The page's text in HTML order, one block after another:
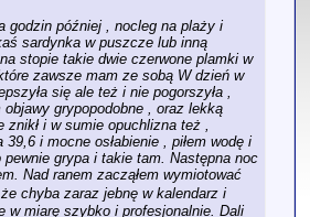
godzin później , nocleg na plaży i
sardynka w puszcze lub inną
stopie takie dwie czerwone plamki w
zawsze mam ze sobą W dzień w
się ale też i nie pogorszyła ,
objawy grypopodobne , oraz lekką
znikł i w sumie opuchlizna też ,
i mocne osłabienie , piłem wodę i
pewnie grypa i takie tam. Następna noc
Nad ranem zacząłem wymiotować
że chyba zaraz jebnę w kalendarz i
w miarę szybko i profesjonalnie. Dali